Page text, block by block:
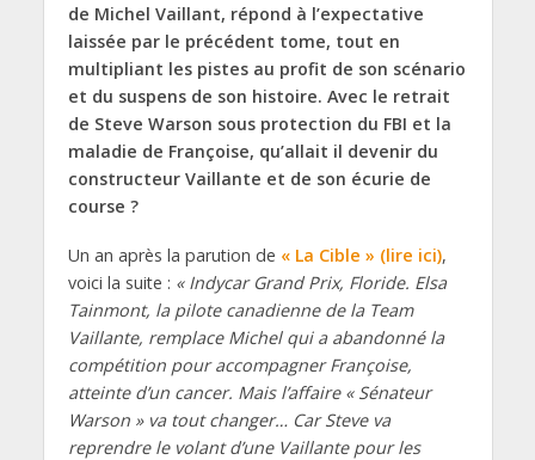
de Michel Vaillant, répond à l’expectative
laissée par le précédent tome, tout en
multipliant les pistes au profit de son scénario
et du suspens de son histoire. Avec le retrait
de Steve Warson sous protection du FBI et la
maladie de Françoise, qu’allait il devenir du
constructeur Vaillante et de son écurie de
course ?
Un an après la parution de « La Cible » (lire ici),
voici la suite : « Indycar Grand Prix, Floride. Elsa
Tainmont, la pilote canadienne de la Team
Vaillante, remplace Michel qui a abandonné la
compétition pour accompagner Françoise,
atteinte d’un cancer. Mais l’affaire « Sénateur
Warson » va tout changer… Car Steve va
reprendre le volant d’une Vaillante pour les